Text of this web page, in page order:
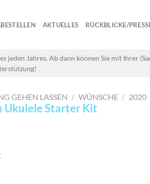
AKTUELLES RÜCKBLICKE/
Jahres. Ab dann können Sie mit Ihrer
GEHEN LASSEN / WÜNSCHE / 2020
Ukulele Starter Kit